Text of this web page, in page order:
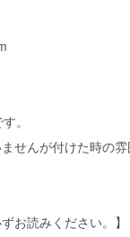
。
せんが付けた時の
お読みください。】